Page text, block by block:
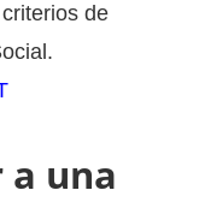
de
a una